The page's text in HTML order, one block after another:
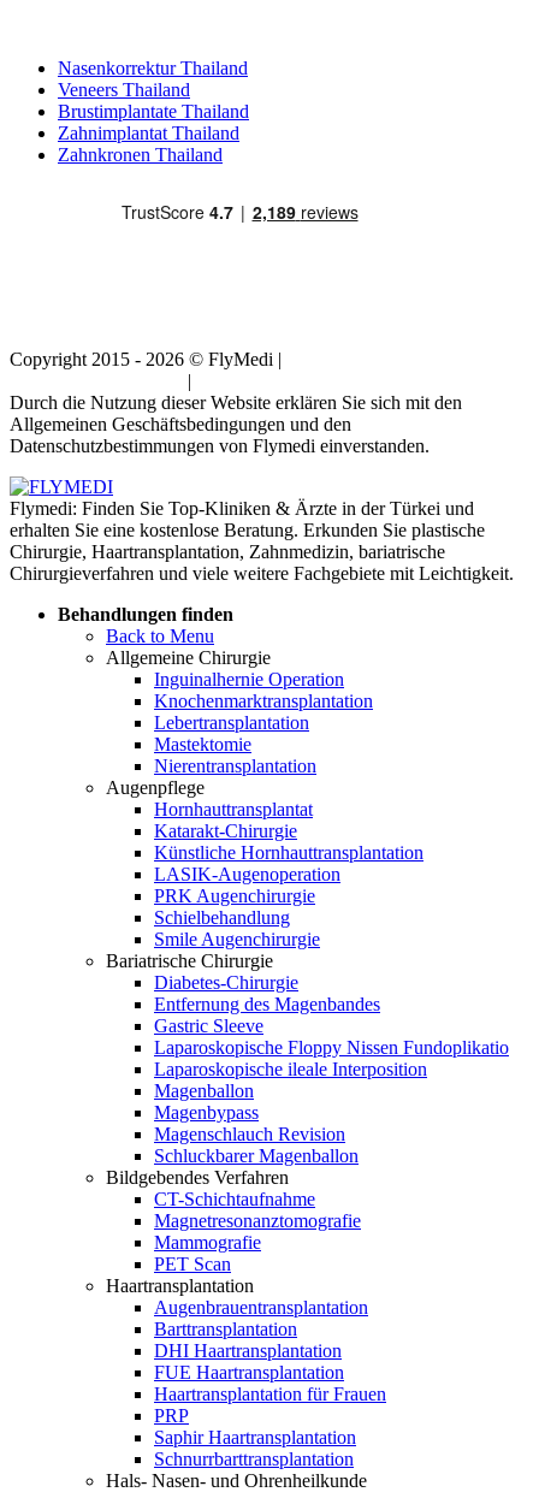
Nasenkorrektur Thailand
Veneers Thailand
Brustimplantate Thailand
Zahnimplantat Thailand
Zahnkronen Thailand
Copyright 2015 - 2026 © FlyMedi |
|
Durch die Nutzung dieser Website erklären Sie sich mit den
Allgemeinen Geschäftsbedingungen und den
Datenschutzbestimmungen von Flymedi einverstanden.
Flymedi: Finden Sie Top-Kliniken & Ärzte in der Türkei und
erhalten Sie eine kostenlose Beratung. Erkunden Sie plastische
Chirurgie, Haartransplantation, Zahnmedizin, bariatrische
Chirurgieverfahren und viele weitere Fachgebiete mit Leichtigkeit.
Behandlungen finden
Back to Menu
Allgemeine Chirurgie
Inguinalhernie Operation
Knochenmarktransplantation
Lebertransplantation
Mastektomie
Nierentransplantation
Augenpflege
Hornhauttransplantat
Katarakt-Chirurgie
Künstliche Hornhauttransplantation
LASIK-Augenoperation
PRK Augenchirurgie
Schielbehandlung
Smile Augenchirurgie
Bariatrische Chirurgie
Diabetes-Chirurgie
Entfernung des Magenbandes
Gastric Sleeve
Laparoskopische Floppy Nissen Fundoplikatio
Laparoskopische ileale Interposition
Magenballon
Magenbypass
Magenschlauch Revision
Schluckbarer Magenballon
Bildgebendes Verfahren
CT-Schichtaufnahme
Magnetresonanztomografie
Mammografie
PET Scan
Haartransplantation
Augenbrauentransplantation
Barttransplantation
DHI Haartransplantation
FUE Haartransplantation
Haartransplantation für Frauen
PRP
Saphir Haartransplantation
Schnurrbarttransplantation
Hals- Nasen- und Ohrenheilkunde